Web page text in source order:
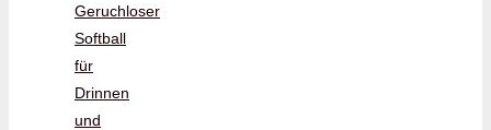
Geruchloser
Softball
für
Drinnen
und